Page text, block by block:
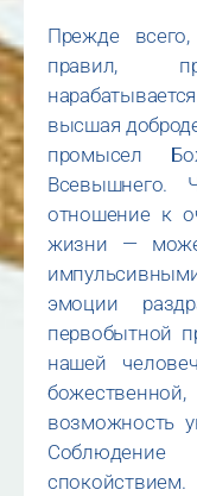
Прежде
правил,
высшая
промысел
Всевышнего.
отношение к
жизни —
эмоции
первобытной
нашей
возможность